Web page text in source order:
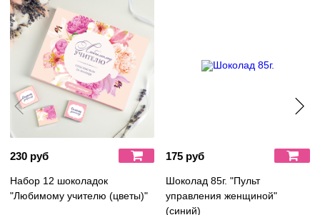
230 руб
Набор 12 шоколадок
"Любимому учителю (цветы)"
175 руб
Шоколад 85г. "Пульт
управления женщиной"
(синий)